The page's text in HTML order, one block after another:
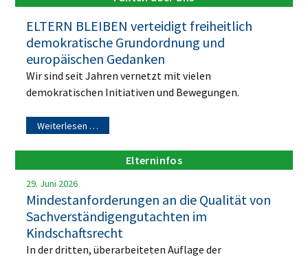
ELTERN BLEIBEN verteidigt freiheitlich
demokratische Grundordnung und
europäischen Gedanken
Wir sind seit Jahren vernetzt mit vielen
demokratischen Initiativen und Bewegungen.
Weiterlesen …
Elterninfos
29. Juni 2026
Mindestanforderungen an die Qualität von
Sachverständigengutachten im
Kindschaftsrecht
In der dritten, überarbeiteten Auflage der